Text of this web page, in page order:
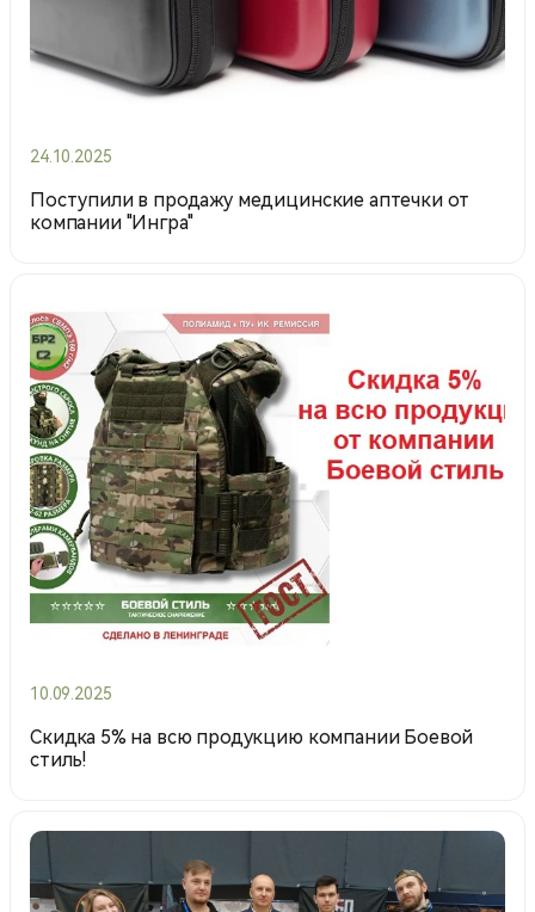
24.10.2025
Поступили в продажу медицинские аптечки от
компании "Ингра"
10.09.2025
Скидка 5% на всю продукцию компании Боевой
стиль!